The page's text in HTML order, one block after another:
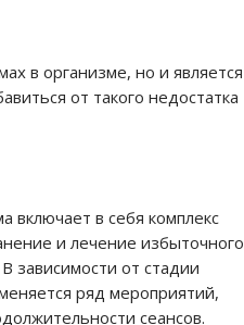
в организме, но и является
от такого недостатка
включает в себя комплекс
и лечение избыточного
зависимости от стадии
ряд мероприятий,
сеансов.